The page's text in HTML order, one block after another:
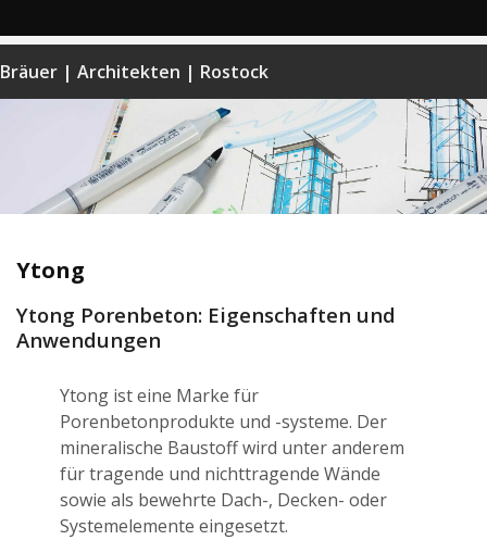
Bräuer | Architekten | Rostock
Ytong
Ytong Porenbeton: Eigenschaften und
Anwendungen
Ytong ist eine Marke für
Porenbetonprodukte und -systeme. Der
mineralische Baustoff wird unter anderem
für tragende und nichttragende Wände
sowie als bewehrte Dach-, Decken- oder
Systemelemente eingesetzt.